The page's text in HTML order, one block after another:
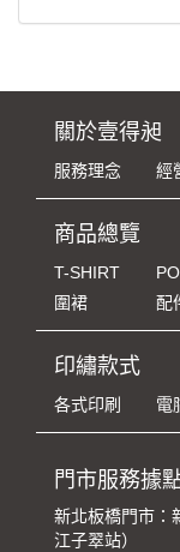
關於壹得昶
服務理念 經
商品總覽
T-SHIRT
圍裙
配
印繡款式
各式印刷 電
門市服務據
新北板橋門市：
江子翠站）